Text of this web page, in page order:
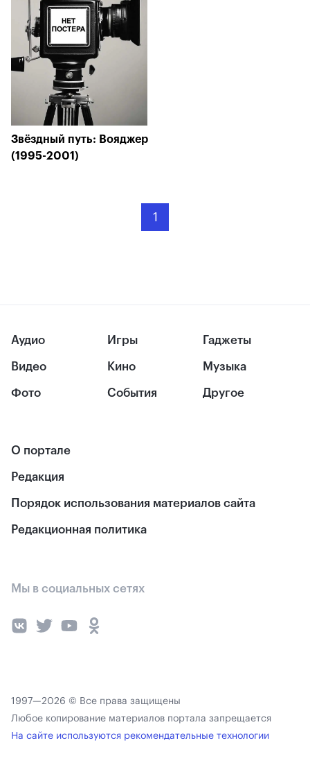
Звёздный путь: Вояджер
(1995-2001)
1
Аудио
Видео
Фото
Игры
Кино
События
Гаджеты
Музыка
Другое
О портале
Редакция
Порядок использования материалов сайта
Редакционная политика
Мы в социальных сетях
1997—2026 © Все права защищены
Любое копирование материалов портала запрещается
На сайте используются рекомендательные технологии